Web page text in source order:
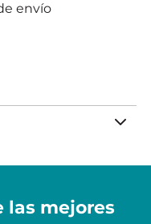
envío
las mejores